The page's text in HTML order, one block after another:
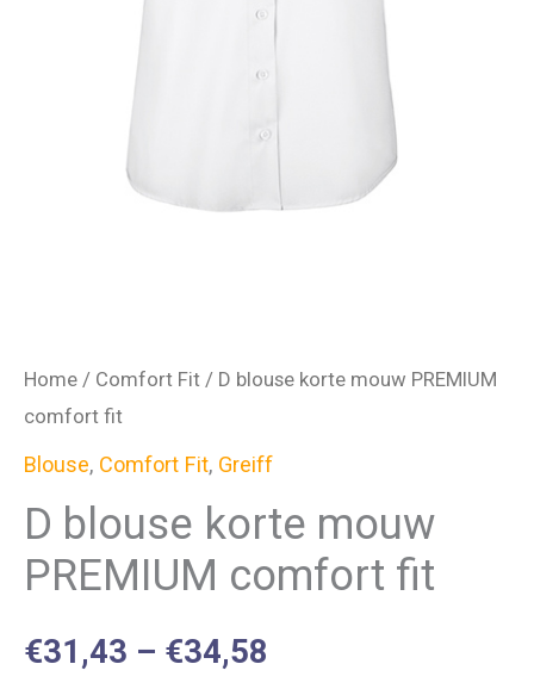
Home / Comfort Fit / D blouse korte mouw PREMIUM
comfort fit
Blouse, Comfort Fit, Greiff
D blouse korte mouw
PREMIUM comfort fit
€31,43 – €34,58